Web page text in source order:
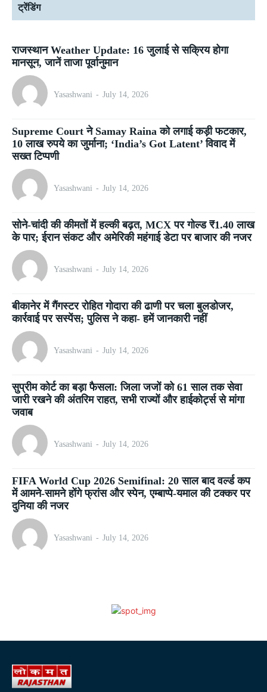
ट्रेंडिंग
राजस्थान Weather Update: 16 जुलाई से सक्रिय होगा
मानसून, जानें ताजा पूर्वानुमान
Yasashwani - July 14, 2026
Supreme Court ने Samay Raina को लगाई कड़ी फटकार,
10 लाख रुपये का जुर्माना; ‘India’s Got Latent’ विवाद में
सख्त टिप्पणी
Yasashwani - July 14, 2026
सोने-चांदी की कीमतों में हल्की बढ़त, MCX पर गोल्ड ₹1.40 लाख
के पार; ईरान संकट और अमेरिकी महंगाई डेटा पर बाजार की नजर
Yasashwani - July 14, 2026
बीकानेर में गैंगस्टर रोहित गोदारा की ढाणी पर चला बुलडोजर,
कार्रवाई पर सस्पेंस; पुलिस ने कहा- हमें जानकारी नहीं
Yasashwani - July 14, 2026
सुप्रीम कोर्ट का बड़ा फैसला: जिला जजों को 61 साल तक सेवा
जारी रखने की अंतरिम राहत, सभी राज्यों और हाईकोर्ट्स से मांगा
जवाब
Yasashwani - July 14, 2026
FIFA World Cup 2026 Semifinal: 20 साल बाद वर्ल्ड कप
में आमने-सामने होंगे फ्रांस और स्पेन, एम्बाप्पे-यमाल की टक्कर पर
दुनिया की नजर
Yasashwani - July 14, 2026